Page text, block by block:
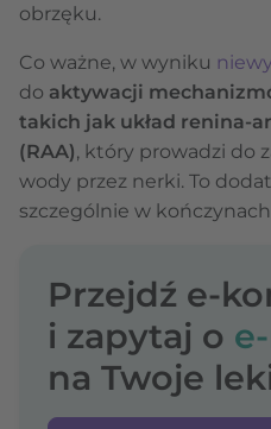
obrzęku.
Co ważne, w wyniku
do aktywacji
takich jak układ renina-
(RAA), który prowadzi do
wody przez nerki. To
szczególnie w
Przejdź e-
i zapytaj o
na Twoje